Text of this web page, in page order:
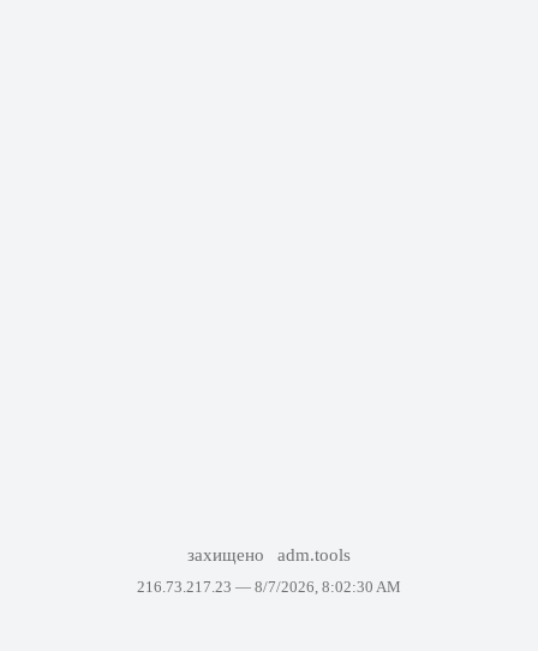
захищено adm.tools
216.73.217.23 — 8/7/2026, 8:02:30 AM